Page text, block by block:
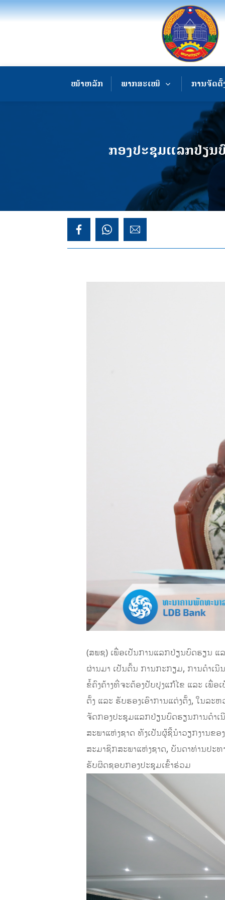
ໜ້າຫລັກ ພາກສະເໜີ ການຈັດຕັ້
ກອງປະຊຸມແລກປ່ຽນ
(ສພຊ) ເພື່ອເປັນການແລກປ່ຽນບົດຮຽນ ແ
ຜ່ານມາ ເປັນຕົ້ນ ການກະກຽມ, ການດໍາເ
ຂໍ້ຄົງຄ້າງທີ່ຈະຕ້ອງປັບປຸງແກ້ໄຂ ແລະ ເພື່
ຕັ້ງ ແລະ ຮັບຮອງເອົາການແຕ່ງຕັ້ງ, ໃນລະ
ຈັດກອງປະຊຸມແລກປ່ຽນບົດຮຽນການດໍາເ
ສະພາແຫ່ງຊາດ ທັງເປັນຜູ້ຊີ້ນໍາວຽກງານຂ
ສະມາຊິກສະພາແຫ່ງຊາດ, ບັນດາທ່ານປະ
ຮັບຜິດຊອບກອງປະຊຸມເຂົ້າຮ່ວມ